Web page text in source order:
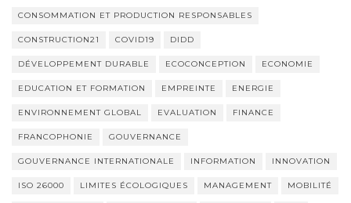
CONSOMMATION ET PRODUCTION RESPONSABLES
CONSTRUCTION21 COVID19 DIDD
DÉVELOPPEMENT DURABLE ECOCONCEPTION ECONOMIE
EDUCATION ET FORMATION EMPREINTE ENERGIE
ENVIRONNEMENT GLOBAL EVALUATION FINANCE
FRANCOPHONIE GOUVERNANCE
GOUVERNANCE INTERNATIONALE INFORMATION INNOVATION
ISO 26000 LIMITES ÉCOLOGIQUES MANAGEMENT MOBILITÉ